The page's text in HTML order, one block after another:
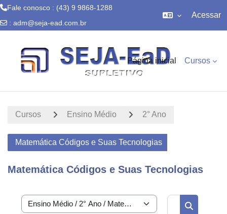
Fale conosco : (43) 9 9868-1288
: adm@seja-ead.com.br
Acessar
Página inicial Cursos
Cursos Ensino Médio 2° Ano
Matemática Códigos e Suas Tecnologias
Matemática Códigos e Suas Tecnologias
Categorias de Cursos
Buscar